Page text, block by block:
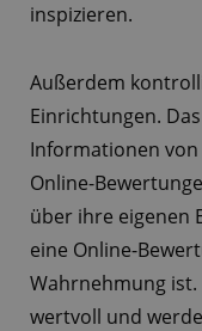
inspizieren.
Außerdem
Einrichtungen.
Informationen von
Online-
über ihre eigenen
eine Online-
Wahrnehmung
wertvoll und